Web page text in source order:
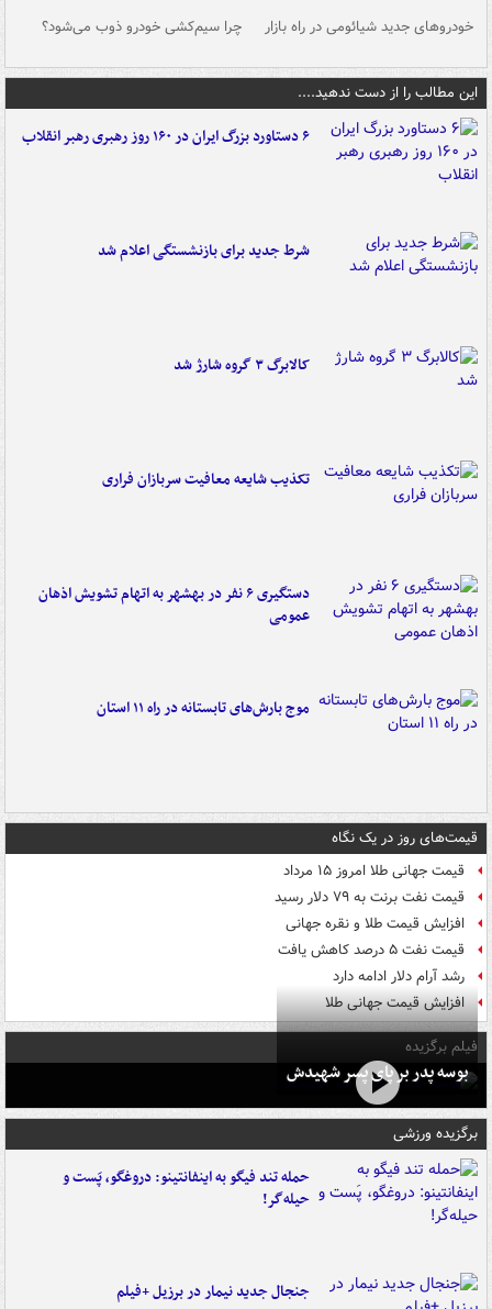
خودروهای جدید شیائومی در راه بازار چرا سیم‌کشی خودرو ذوب می‌شود؟
این مطالب را از دست ندهید....
۶ دستاورد بزرگ ایران در ۱۶۰ روز رهبری رهبر انقلاب
شرط جدید برای بازنشستگی اعلام شد
کالابرگ ۳ گروه شارژ شد
تکذیب شایعه معافیت سربازان فراری
دستگیری ۶ نفر در بهشهر به اتهام تشویش اذهان
عمومی
موج بارش‌های تابستانه در راه ۱۱ استان
قیمت‌های روز در یک نگاه
قیمت جهانی طلا امروز ۱۵ مرداد
قیمت نفت برنت به ۷۹ دلار رسید
افزایش قیمت طلا و نقره جهانی
قیمت نفت ۵ درصد کاهش یافت
رشد آرام دلار ادامه دارد
افزایش قیمت جهانی طلا
فیلم برگزیده
بوسه‌ پدر بر پای پسر شهیدش
برگزیده ورزشی
حمله تند فیگو به اینفانتینو: دروغگو، پَست‌ و
حیله‌گر!
جنجال جدید نیمار در برزیل +فیلم